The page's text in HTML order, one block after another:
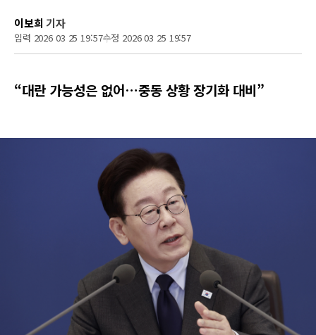
이보희 기자
입력 2026 03 25 19:57수정 2026 03 25 19:57
“대란 가능성은 없어…중동 상황 장기화 대비”